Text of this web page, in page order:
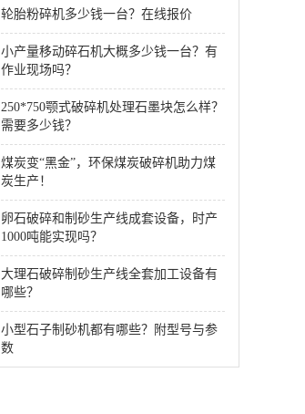
轮胎粉碎机多少钱一台？在线报价
小产量移动碎石机大概多少钱一台？有
作业现场吗？
250*750颚式破碎机处理石墨块怎么样？
需要多少钱？
煤炭变“黑金”，环保煤炭破碎机助力煤
炭生产！
卵石破碎和制砂生产线成套设备，时产
1000吨能实现吗？
大理石破碎制砂生产线全套加工设备有
哪些？
小型石子制砂机都有哪些？附型号与参
数